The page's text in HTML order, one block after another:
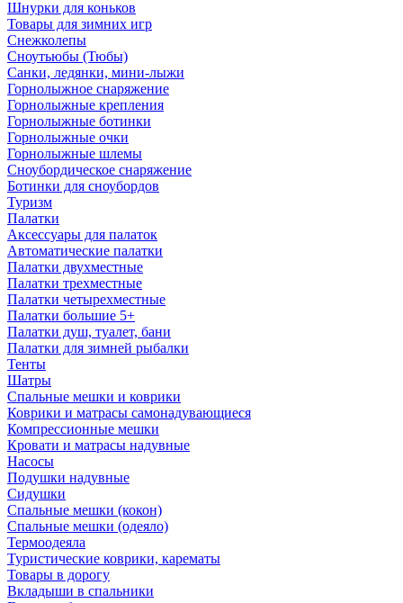
Шнурки для коньков
Товары для зимних игр
Снежколепы
Сноутьюбы (Тюбы)
Санки, ледянки, мини-лыжи
Горнолыжное снаряжение
Горнолыжные крепления
Горнолыжные ботинки
Горнолыжные очки
Горнолыжные шлемы
Сноубордическое снаряжение
Ботинки для сноубордов
Туризм
Палатки
Аксессуары для палаток
Автоматические палатки
Палатки двухместные
Палатки трехместные
Палатки четырехместные
Палатки большие 5+
Палатки душ, туалет, бани
Палатки для зимней рыбалки
Тенты
Шатры
Спальные мешки и коврики
Коврики и матрасы самонадувающиеся
Компрессионные мешки
Кровати и матрасы надувные
Насосы
Подушки надувные
Сидушки
Спальные мешки (кокон)
Спальные мешки (одеяло)
Термоодеяла
Туристические коврики, карематы
Товары в дорогу
Вкладыши в спальники